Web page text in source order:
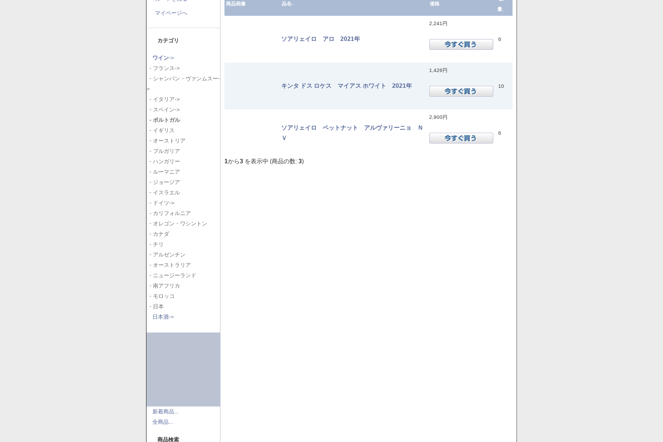
マイページへ
カテゴリ
ワイン->
- フランス->
- シャンパン・ヴァンムスー-
>
- イタリア->
- スペイン->
- ポルトガル
- イギリス
- オーストリア
- ブルガリア
- ハンガリー
- ルーマニア
- ジョージア
- イスラエル
- ドイツ->
- カリフォルニア
- オレゴン・ワシントン
- カナダ
- チリ
- アルゼンチン
- オーストラリア
- ニュージーランド
- 南アフリカ
- モロッコ
- 日本
日本酒->
新着商品...
全商品...
商品検索
商品画像 品名- 価格
量.
ソアリェイロ アロ 2021年
2,241円
6
キンタ ドス ロケス マイアス ホワイト 2021年
1,426円
10
ソアリェイロ ペットナット アルヴァリーニョ Ｎ
Ｖ
2,900円
6
1から3 を表示中 (商品の数: 3)